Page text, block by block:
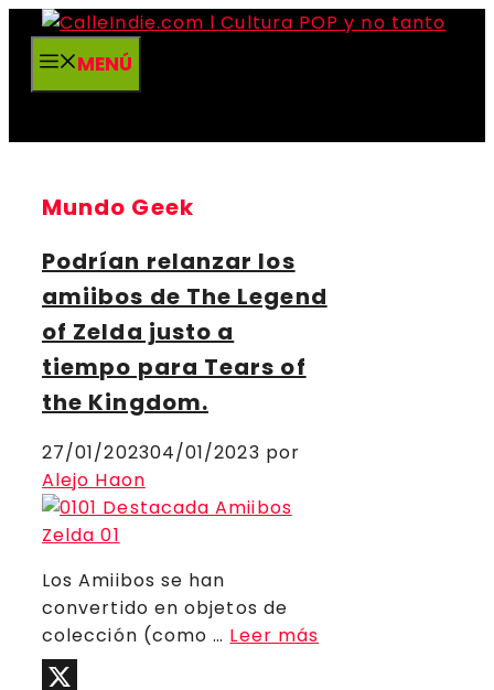
Saltar
contenidoMENÚ
Mundo Geek
Podrían relanzar los
amiibos de The Legend
of Zelda justo a
tiempo para Tears of
the Kingdom.
27/01/202304/01/2023 por
Alejo Haon
Los Amiibos se han
convertido en objetos de
colección (como … Leer más